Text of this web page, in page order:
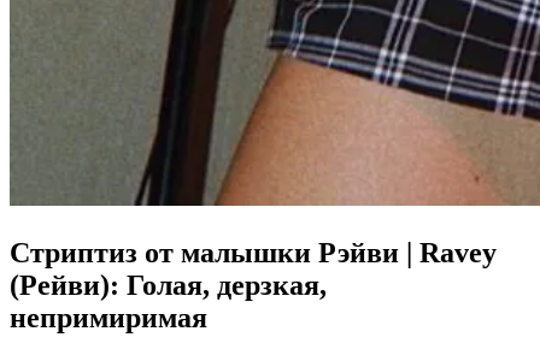
Стриптиз от малышки Рэйви | Ravey
(Рейви): Голая, дерзкая,
непримиримая